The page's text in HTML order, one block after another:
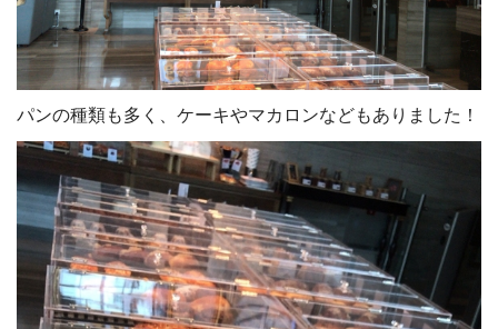
パンの種類も多く、ケーキやマカロンなどもありました！